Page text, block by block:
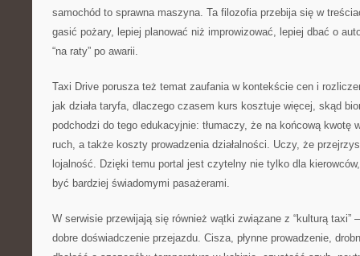
samochód to sprawna maszyna. Ta filozofia przebija się w
gasić pożary, lepiej planować niż improwizować, lepiej dbać o
“na raty” po awarii.
Taxi Drive porusza też temat zaufania w kontekście cen i
jak działa taryfa, dlaczego czasem kurs kosztuje więcej, skąd
podchodzi do tego edukacyjnie: tłumaczy, że na końcową kwotę
ruch, a także koszty prowadzenia działalności. Uczy, że
lojalność. Dzięki temu portal jest czytelny nie tylko dla
być bardziej świadomymi pasażerami.
W serwisie przewijają się również wątki związane z “kulturą
dobre doświadczenie przejazdu. Cisza, płynne prowadzenie,